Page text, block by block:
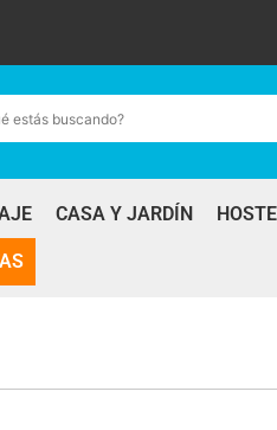
CASA Y JARDÍN